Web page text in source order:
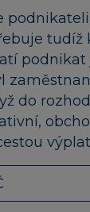
podnikat
do